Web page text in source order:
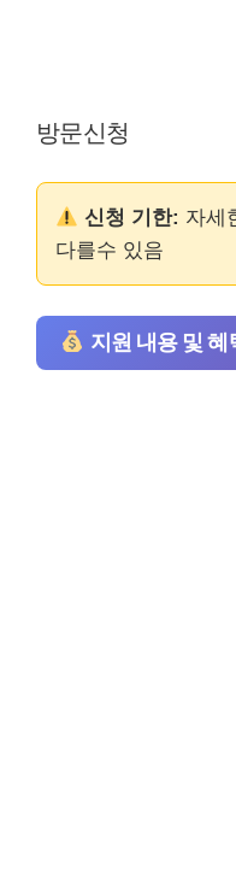
방문신청
신청 기한: 자세
다를수 있음
지원 내용 및 혜